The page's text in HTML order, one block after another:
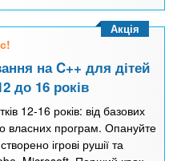
на C++ для дітей
до 16 років
12-16 років: від базових
власних програм. Опануйте
ігрові рушії та
Акція